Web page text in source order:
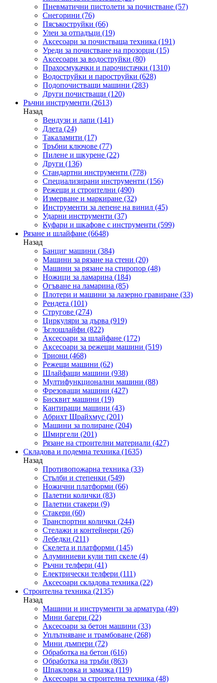
Пневматични пистолети за почистване (57)
Снегорини (76)
Пясъкоструйки (66)
Улеи за отпадъци (19)
Аксесоари за почистваща техника (191)
Уреди за почистване на прозорци (15)
Аксесоари за водоструйки (80)
Прахосмукачки и парочистачки (1310)
Водоструйки и пароструйки (628)
Подопочистващи машини (283)
Други почистващи (120)
Ръчни инструменти (2613)
Назад
Вендузи и лапи (141)
Длета (24)
Такаламити (17)
Тръбни ключове (77)
Пилене и шкурене (22)
Други (136)
Стандартни инструменти (778)
Специализирани инструменти (156)
Режещи и строителни (490)
Измерване и маркиране (32)
Инструменти за лепене на винил (45)
Ударни инструменти (37)
Куфари и шкафове с инструменти (599)
Рязане и шлайфане (6648)
Назад
Банциг машини (384)
Машини за рязане на стени (20)
Машини за рязане на стиропор (48)
Ножици за ламарина (184)
Огъване на ламарина (85)
Плотери и машини за лазерно гравиране (33)
Рендета (101)
Стругове (274)
Циркуляри за дърва (919)
Ъглошлайфи (822)
Аксесоари за шлайфане (172)
Аксесоари за режещи машини (519)
Триони (468)
Режещи машини (62)
Шлайфащи машини (938)
Мултифункционални машини (88)
Фрезоващи машини (427)
Бисквит машини (19)
Кантиращи машини (43)
Абрихт Щрайхмус (201)
Машини за полиране (204)
Шмиргели (201)
Рязане на строителни материали (427)
Складова и подемна техника (1635)
Назад
Противопожарна техника (33)
Стълби и степенки (549)
Ножични платформи (66)
Палетни колички (83)
Палетни стакери (9)
Стакери (60)
Транспортни колички (244)
Стелажи и контейнери (26)
Лебедки (211)
Скелета и платформи (145)
Алуминиеви кули тип скеле (4)
Ръчни телфери (41)
Електрически телфери (111)
Аксесоари складова техника (22)
Строителна техника (2135)
Назад
Машини и инструменти за арматура (49)
Мини багери (22)
Аксесоари за бетон машини (33)
Уплътняване и трамбоване (268)
Мини дъмпери (72)
Обработка на бетон (616)
Обработка на тръби (863)
Шпакловка и замазка (119)
Аксесоари за строителна техника (48)